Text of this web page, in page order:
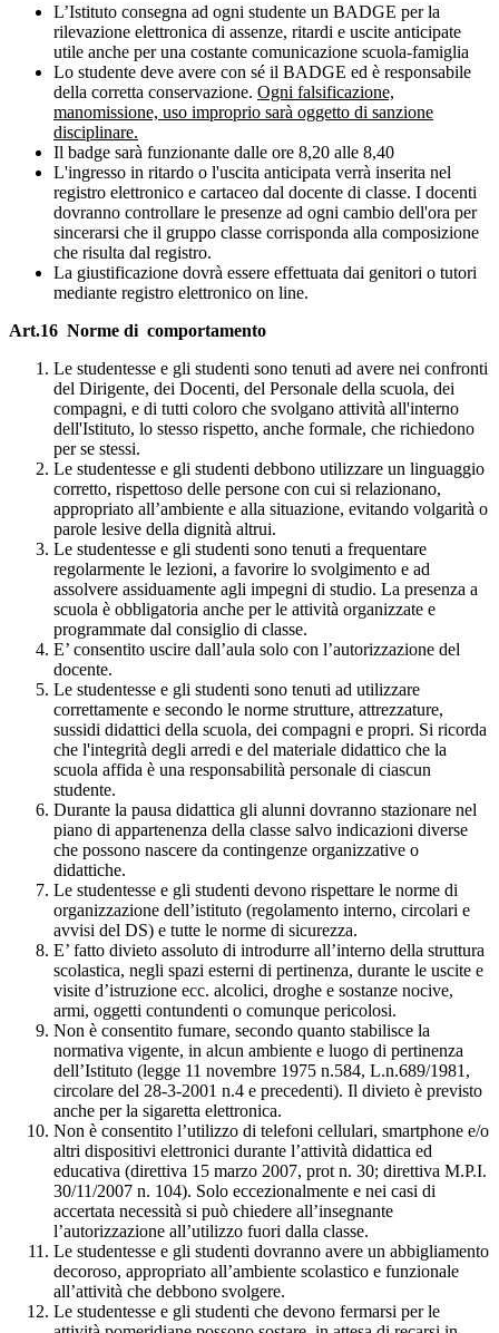
L’Istituto consegna ad ogni studente un BADGE per la
rilevazione elettronica di assenze, ritardi e uscite anticipate
utile anche per una costante comunicazione scuola-famiglia
Lo studente deve avere con sé il BADGE ed è responsabile
della corretta conservazione. Ogni falsificazione,
manomissione, uso improprio sarà oggetto di sanzione
disciplinare.
Il badge sarà funzionante dalle ore 8,20 alle 8,40
L'ingresso in ritardo o l'uscita anticipata verrà inserita nel
registro elettronico e cartaceo dal docente di classe. I docenti
dovranno controllare le presenze ad ogni cambio dell'ora per
sincerarsi che il gruppo classe corrisponda alla composizione
che risulta dal registro.
La giustificazione dovrà essere effettuata dai genitori o tutori
mediante registro elettronico on line.
Art.16 Norme di comportamento
Le studentesse e gli studenti sono tenuti ad avere nei confronti
del Dirigente, dei Docenti, del Personale della scuola, dei
compagni, e di tutti coloro che svolgano attività all'interno
dell'Istituto, lo stesso rispetto, anche formale, che richiedono
per se stessi.
Le studentesse e gli studenti debbono utilizzare un linguaggio
corretto, rispettoso delle persone con cui si relazionano,
appropriato all’ambiente e alla situazione, evitando volgarità o
parole lesive della dignità altrui.
Le studentesse e gli studenti sono tenuti a frequentare
regolarmente le lezioni, a favorire lo svolgimento e ad
assolvere assiduamente agli impegni di studio. La presenza a
scuola è obbligatoria anche per le attività organizzate e
programmate dal consiglio di classe.
E’ consentito uscire dall’aula solo con l’autorizzazione del
docente.
Le studentesse e gli studenti sono tenuti ad utilizzare
correttamente e secondo le norme strutture, attrezzature,
sussidi didattici della scuola, dei compagni e propri. Si ricorda
che l'integrità degli arredi e del materiale didattico che la
scuola affida è una responsabilità personale di ciascun
studente.
Durante la pausa didattica gli alunni dovranno stazionare nel
piano di appartenenza della classe salvo indicazioni diverse
che possono nascere da contingenze organizzative o
didattiche.
Le studentesse e gli studenti devono rispettare le norme di
organizzazione dell’istituto (regolamento interno, circolari e
avvisi del DS) e tutte le norme di sicurezza.
E’ fatto divieto assoluto di introdurre all’interno della struttura
scolastica, negli spazi esterni di pertinenza, durante le uscite e
visite d’istruzione ecc. alcolici, droghe e sostanze nocive,
armi, oggetti contundenti o comunque pericolosi.
Non è consentito fumare, secondo quanto stabilisce la
normativa vigente, in alcun ambiente e luogo di pertinenza
dell’Istituto (legge 11 novembre 1975 n.584, L.n.689/1981,
circolare del 28-3-2001 n.4 e precedenti). Il divieto è previsto
anche per la sigaretta elettronica.
Non è consentito l’utilizzo di telefoni cellulari, smartphone e/o
altri dispositivi elettronici durante l’attività didattica ed
educativa (direttiva 15 marzo 2007, prot n. 30; direttiva M.P.I.
30/11/2007 n. 104). Solo eccezionalmente e nei casi di
accertata necessità si può chiedere all’insegnante
l’autorizzazione all’utilizzo fuori dalla classe.
Le studentesse e gli studenti dovranno avere un abbigliamento
decoroso, appropriato all’ambiente scolastico e funzionale
all’attività che debbono svolgere.
Le studentesse e gli studenti che devono fermarsi per le